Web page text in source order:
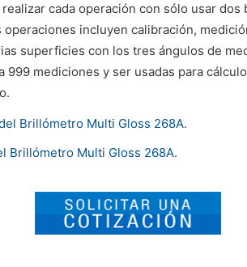
cada operación con sólo usar dos
operaciones incluyen calibración,
superficies con los tres ángulos de
999 mediciones y ser usadas para
Brillómetro Multi Gloss 268A.
Brillómetro Multi Gloss 268A.